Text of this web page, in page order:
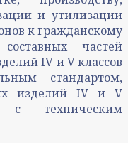
и утилизации
к гражданскому
частей
IV и V классов
стандартом,
изделий IV и V
с техническим